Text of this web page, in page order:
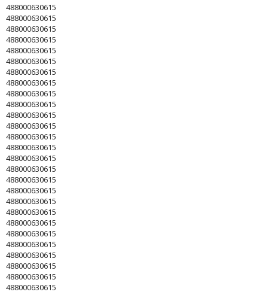
488000630615
488000630615
488000630615
488000630615
488000630615
488000630615
488000630615
488000630615
488000630615
488000630615
488000630615
488000630615
488000630615
488000630615
488000630615
488000630615
488000630615
488000630615
488000630615
488000630615
488000630615
488000630615
488000630615
488000630615
488000630615
488000630615
488000630615